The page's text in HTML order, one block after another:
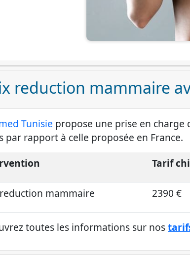
reduction mammaire
Tunisie propose une prise en
par rapport à celle proposée en France.
Tarif
mammaire 2390 €
toutes les informations sur nos